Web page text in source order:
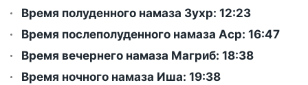
Время полуденного намаза Зухр: 12:23
Время послеполуденного намаза Аср: 16:47
Время вечернего намаза Магриб: 18:38
Время ночного намаза Иша: 19:38